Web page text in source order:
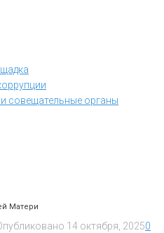
совещательные органы
Матери
14 октября, 20250